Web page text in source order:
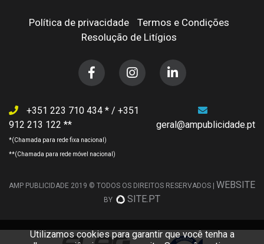
Política de privacidade
Termos e Condições
Resolução de Litígios
+351 223 710 434 / +351
912 213 122
geral@ampublicidade.pt
AMP PUBLICIDADE 2019 © TODOS OS DIREITOS RESERVADOS | WEBSITE
BY SITE.PT
Utilizamos cookies para garantir que você tenha a